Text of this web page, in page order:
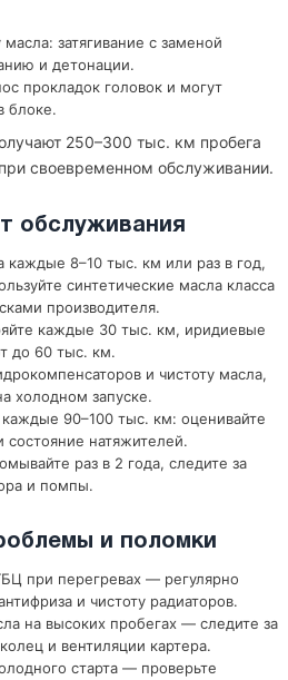
масла: затягивание с заменой
и детонации.
прокладок головок и могут
блоке.
250–300 тыс. км пробега
своевременном обслуживании.
обслуживания
каждые 8–10 тыс. км или раз в год,
синтетические масла класса
производителя.
каждые 30 тыс. км, иридиевые
до 60 тыс. км.
и чистоту масла,
холодном запуске.
90–100 тыс. км: оценивайте
натяжителей.
раз в 2 года, следите за
и помпы.
и поломки
при перегревах — регулярно
и чистоту радиаторов.
на высоких пробегах — следите за
и вентиляции картера.
старта — проверьте